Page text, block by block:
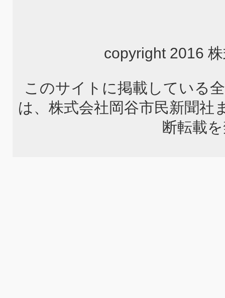
copyright 2016
このサイトに掲載している
は、株式会社岡谷市民新聞社
断転載